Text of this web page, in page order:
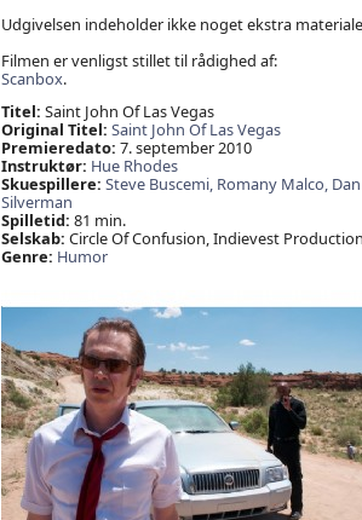
Udgivelsen indeholder ikke noget ekstra
Filmen er venligst stillet til rådighed af:
Scanbox.
Titel: Saint John Of Las Vegas
Original Titel: Saint John Of Las Vegas
Premieredato: 7. september 2010
Instruktør: Hue Rhodes
Skuespillere: Steve Buscemi, Romany Malco,
Silverman
Spilletid: 81 min.
Selskab: Circle Of Confusion, Indievest
Genre: Humor